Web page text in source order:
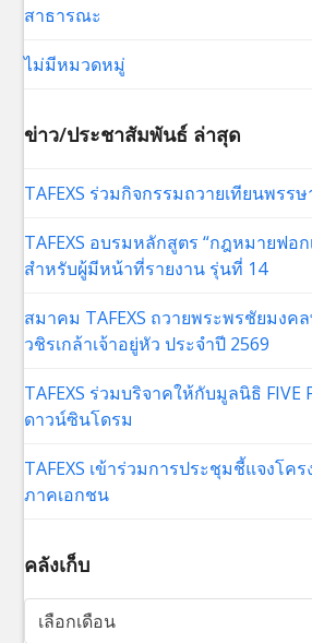
สาธารณะ
ไม่มีหมวดหมู่
ข่าว/ประชาสัมพันธ์ ล่าสุด
TAFEXS ร่วมกิจกรรมถวายเทียนพรร
TAFEXS อบรมหลักสูตร “กฎหมายฟอก
สำหรับผู้มีหน้าที่รายงาน รุ่นที่ 14
สมาคม TAFEXS ถวายพระพรชัยมงค
วชิรเกล้าเจ้าอยู่หัว ประจำปี 2569
TAFEXS ร่วมบริจาคให้กับมูลนิธิ FIVE
ดาวน์ซินโดรม
TAFEXS เข้าร่วมการประชุมชี้แจงโค
ภาคเอกชน
คลังเก็บ
คลัง
เก็บ